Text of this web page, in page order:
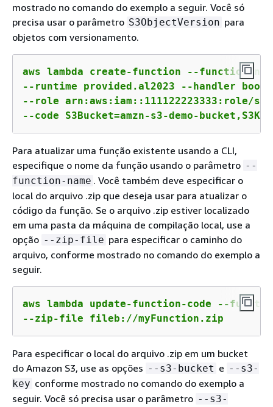
mostrado no comando do exemplo a seguir. Você só
precisa usar o parâmetro S3ObjectVersion para
objetos com versionamento.
aws lambda create-function --function-
--runtime provided.al2023 --handler
--role arn:aws:iam::111122223333:role/
--code S3Bucket=amzn-s3-demo-
Para atualizar uma função existente usando a CLI,
especifique o nome da função usando o parâmetro --
function-name . Você também deve especificar o
local do arquivo .zip que deseja usar para atualizar o
código da função. Se o arquivo .zip estiver localizado
em uma pasta da máquina de compilação local, use a
opção --zip-file para especificar o caminho do
arquivo, conforme mostrado no comando do exemplo a
seguir.
aws lambda update-function-code --
--zip-file fileb://myFunction.zip
Para especificar o local do arquivo .zip em um bucket
do Amazon S3, use as opções --s3-bucket e --s3-
key conforme mostrado no comando do exemplo a
seguir. Você só precisa usar o parâmetro --s3-